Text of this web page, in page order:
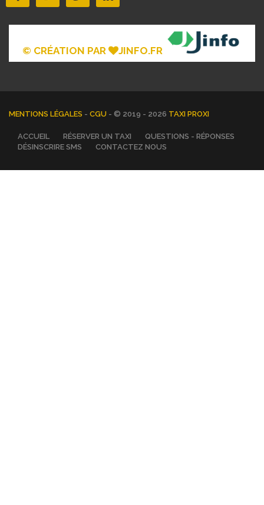
© CRÉATION PAR JINFO.FR
MENTIONS LÉGALES - CGU - © 2019 - 2026 TAXI PROXI
ACCUEIL RÉSERVER UN TAXI
QUESTIONS - RÉPONSES
DÉSINSCRIRE SMS
CONTACTEZ NOUS